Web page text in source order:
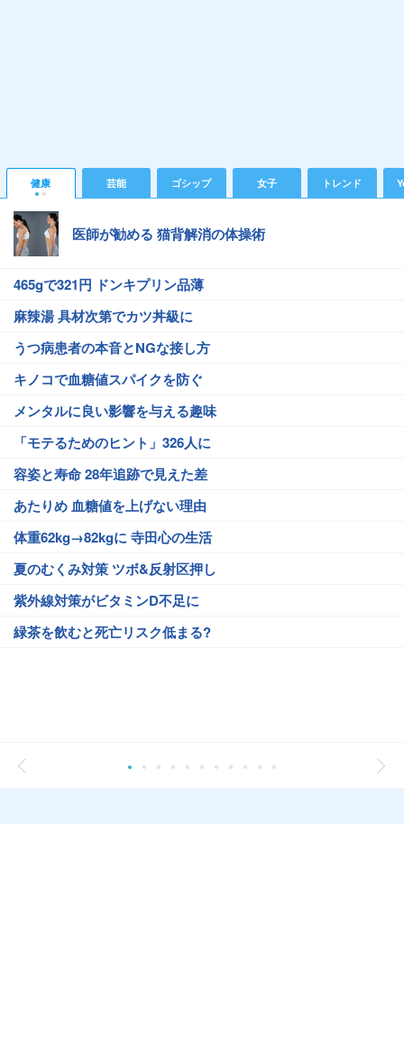
健康 芸能 ゴシップ 女子 トレンド
医師が勧める 猫背解消の体操術
465gで321円 ドンキプリン品薄
麻辣湯 具材次第でカツ丼級に
うつ病患者の本音とNGな接し方
キノコで血糖値スパイクを防ぐ
メンタルに良い影響を与える趣味
「モテるためのヒント」326人に
容姿と寿命 28年追跡で見えた差
あたりめ 血糖値を上げない理由
体重62kg→82kgに 寺田心の生活
夏のむくみ対策 ツボ&反射区押し
紫外線対策がビタミンD不足に
緑茶を飲むと死亡リスク低まる?